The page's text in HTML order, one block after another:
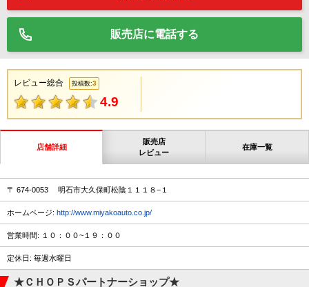
販売店に電話する
レビュー総合 投稿数:3
4.9
店舗詳細
販売店
レビュー
在庫一覧
〒 674-0053 明石市大久保町松陰１１１８−１
ホームページ: http://www.miyakoauto.co.jp/
営業時間: １０：００~１９：００
定休日: 毎週水曜日
★ＣＨＯＰＳパートナーショップ★